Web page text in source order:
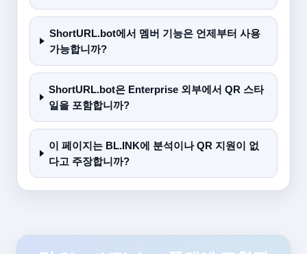
ShortURL.bot에서 멤버 기능은 언제부터 사용
가능합니까?
ShortURL.bot은 Enterprise 외부에서 QR 스타
일을 포함합니까?
이 페이지는 BL.INK에 분석이나 QR 지원이 없
다고 주장합니까?